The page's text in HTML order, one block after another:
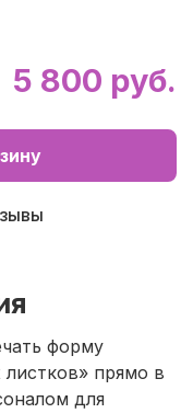
5 800 руб.
форму
прямо в
для